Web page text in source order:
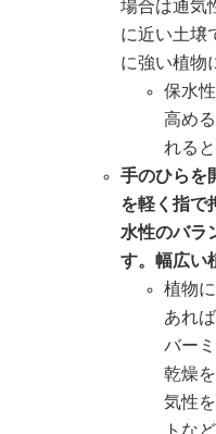
場合は通気
に近い土壌
に強い植物
保水
高め
れる
手のひらを
を軽く指で
水性のバラ
す。幅広い
植物
あれ
バー
乾燥
気性